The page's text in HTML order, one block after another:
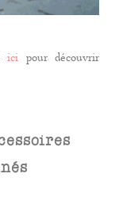
ici pour découvrir